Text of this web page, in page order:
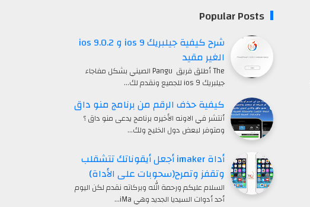
Popular Posts
شرح كيفية جيلبريك ios 9 و ios 9.0.2
الغير مقيد
The أطلق فريق Pangu الصيني بشكل مفاجاء
جيلبريك ios 9 للجميع ونقدم لك…
كيفية حذف الرقم من برنامج منو داق
أنتشر في الاونه الأخيره برنامج يدعى منو داق ؟
ومتوفر لبعض دول الخليج ولك…
أداة imaker أجعل أيقوناتك تتشقلب
وتقفز وتمرح(سحوبات على الأداة)
السلام عليكم ورحمة الله وبركاته نقدم لكن اليوم
أحد أدوات السيديا الجديد وهي iMa…